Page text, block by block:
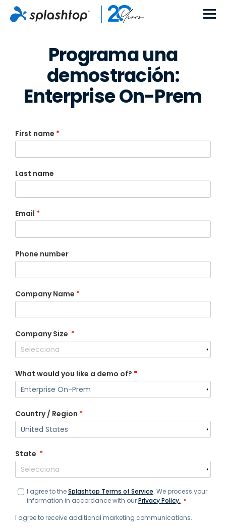
Programa una
demostración:
Enterprise On-Prem
First name *
Last name
Email *
Phone number
Company Name *
Company Size *
What would you like a demo of? *
Country / Region *
State *
I agree to theSplashtop Terms of Service. We process your
information in accordance with ourPrivacy Policy. *
I agree to receive additional marketing communications.